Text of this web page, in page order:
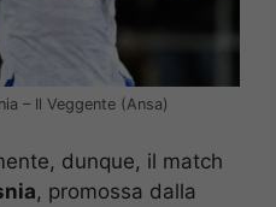
– Il Veggente (Ansa)
dunque, il match
, promossa dalla